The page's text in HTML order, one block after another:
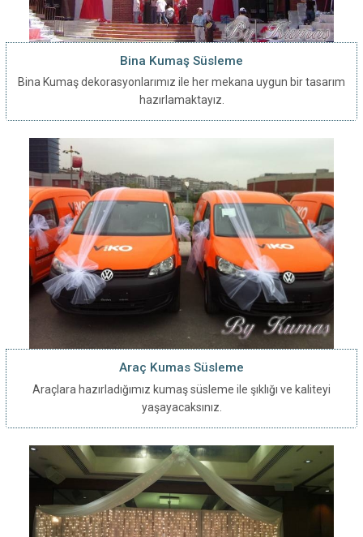
Bina Kumaş Süsleme
Bina Kumaş dekorasyonlarımız ile her mekana uygun bir tasarım
hazırlamaktayız.
Araç Kumas Süsleme
Araçlara hazırladığımız kumaş süsleme ile şıklığı ve kaliteyi
yaşayacaksınız.